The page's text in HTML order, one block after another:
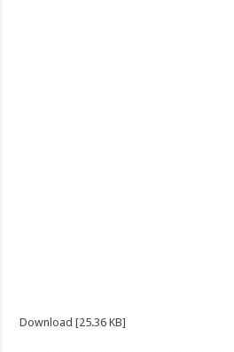
Download [25.36 KB]